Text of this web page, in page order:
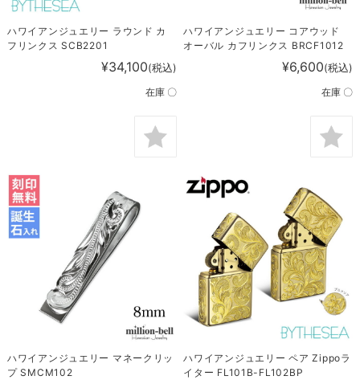
ハワイアンジュエリー ラウンド カ
フリンクス SCB2201
¥34,100(税込)
在庫 〇
ハワイアンジュエリー コアウッド
オーバル カフリンクス BRCF1012
¥6,600(税込)
在庫 〇
ハワイアンジュエリー マネークリッ
プ SMCM102
ハワイアンジュエリー ペア Zippoラ
イター FL101B-FL102BP